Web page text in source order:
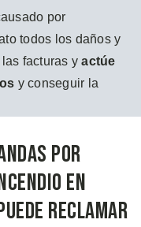
por
todos los daños y
las facturas yactúe
y conseguir la
por
en
Reclamar